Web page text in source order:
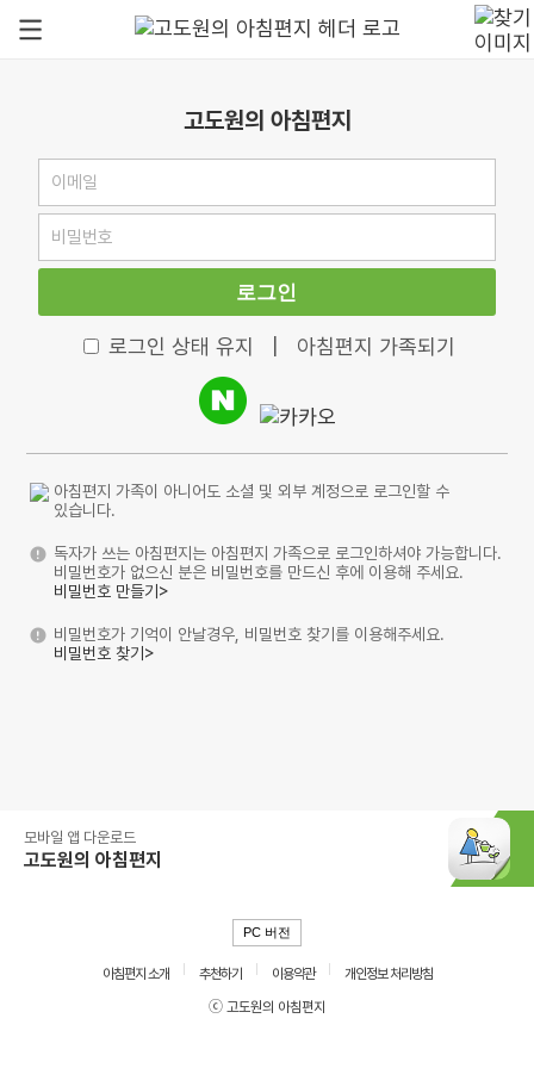
고도원의 아침편지
로그인
로그인 상태 유지 아침편지 가족되기
아침편지 가족이 아니어도 소셜 및 외부 계정으로 로그인할 수
있습니다.
독자가 쓰는 아침편지는 아침편지 가족으로 로그인하셔야 가능합니다.
비밀번호가 없으신 분은 비밀번호를 만드신 후에 이용해 주세요.
비밀번호 만들기>
비밀번호가 기억이 안날경우, 비밀번호 찾기를 이용해주세요.
비밀번호 찾기>
모바일 앱 다운로드
고도원의 아침편지
PC 버전
아침편지 소개 추천하기 이용약관
개인정보 처리방침
ⓒ 고도원의 아침편지